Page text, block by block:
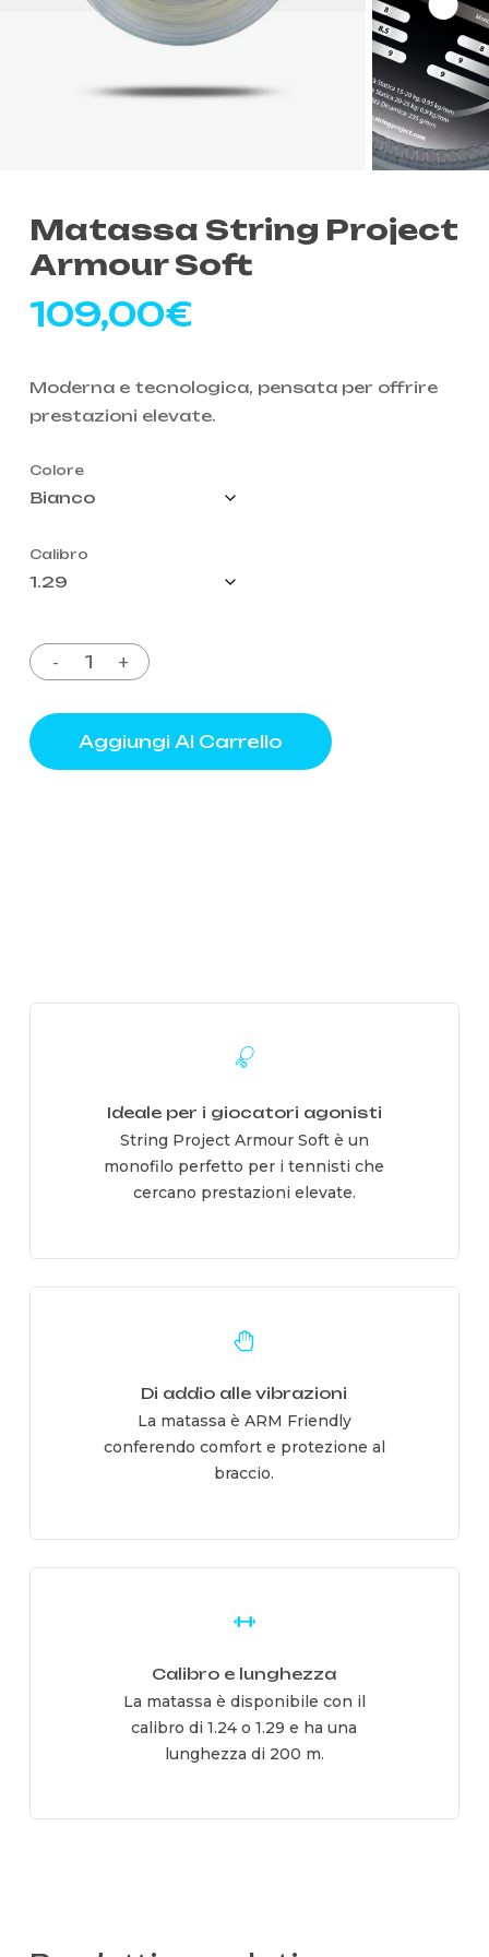
Matassa String Project
Armour Soft
109,00€
Moderna e tecnologica, pensata per offrire
prestazioni elevate.
Colore
Calibro
Aggiungi Al Carrello
Ideale per i giocatori agonisti
String Project Armour Soft è un
monofilo perfetto per i tennisti che
cercano prestazioni elevate.
Di addio alle vibrazioni
La matassa è ARM Friendly
conferendo comfort e protezione al
braccio.
Calibro e lunghezza
La matassa è disponibile con il
calibro di 1.24 o 1.29 e ha una
lunghezza di 200 m.